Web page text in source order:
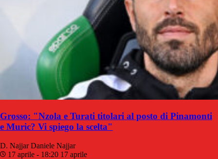
Grosso: "Nzola e Turati titolari al posto di Pinamonti
e Muric? Vi spiego la scelta"
D. Najjar Daniele Najjar
17 aprile - 18:20 17 aprile